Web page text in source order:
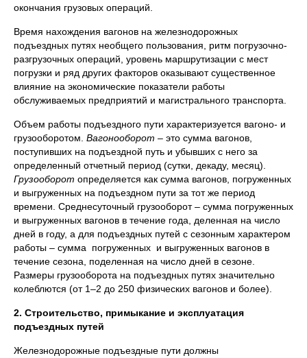
окончания грузовых операций.
Время нахождения вагонов на железнодорожных
подъездных путях необщего пользования, ритм погрузочно-
разгрузочных операций, уровень маршрутизации с мест
погрузки и ряд других факторов оказывают существенное
влияние на экономические показатели работы
обслуживаемых предприятий и магистрального транспорта.
Объем работы подъездного пути характеризуется вагоно- и
грузооборотом. Вагонооборот – это сумма вагонов,
поступивших на подъездной путь и убывших с него за
определенный отчетный период (сутки, декаду, месяц).
Грузооборот определяется как сумма вагонов, погруженных
и выгруженных на подъездном пути за тот же период
времени. Среднесуточный грузооборот – сумма погруженных
и выгруженных вагонов в течение года, деленная на число
дней в году, а для подъездных путей с сезонным характером
работы – сумма погруженных и выгруженных вагонов в
течение сезона, поделенная на число дней в сезоне.
Размеры грузооборота на подъездных путях значительно
колеблются (от 1–2 до 250 физических вагонов и более).
2. Строительство, примыкание и эксплуатация
подъездных путей
Железнодорожные подъездные пути должны